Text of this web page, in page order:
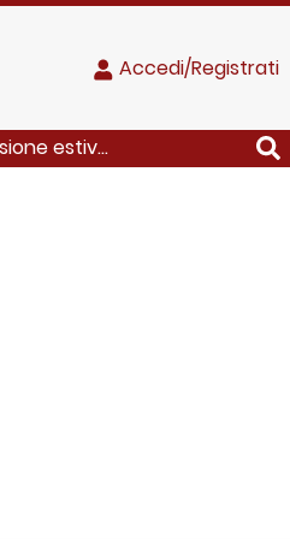
Accedi/Registrati
estiv...